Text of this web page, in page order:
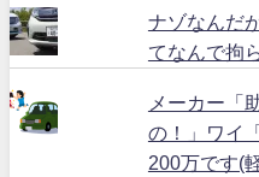
ナゾなんだ
てなんで拘
メーカー「
の！」ワイ
200万です(軽